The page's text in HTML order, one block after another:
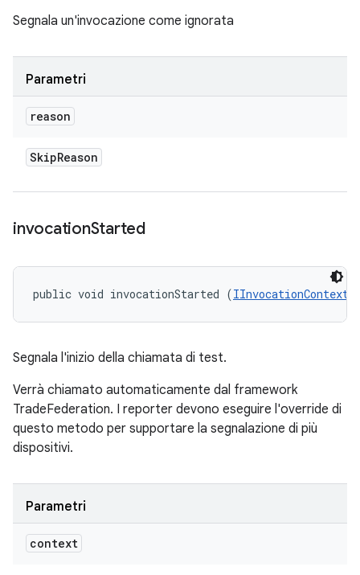
Segnala un'invocazione come ignorata
Parametri
reason
SkipReason
invocationStarted
public void invocationStarted (IInvocationContext
Segnala l'inizio della chiamata di test.
Verrà chiamato automaticamente dal framework
TradeFederation. I reporter devono eseguire l'override di
questo metodo per supportare la segnalazione di più
dispositivi.
Parametri
context